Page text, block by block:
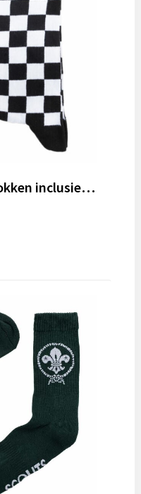
So Comfy Recycled Sokken inclusief kopkaart